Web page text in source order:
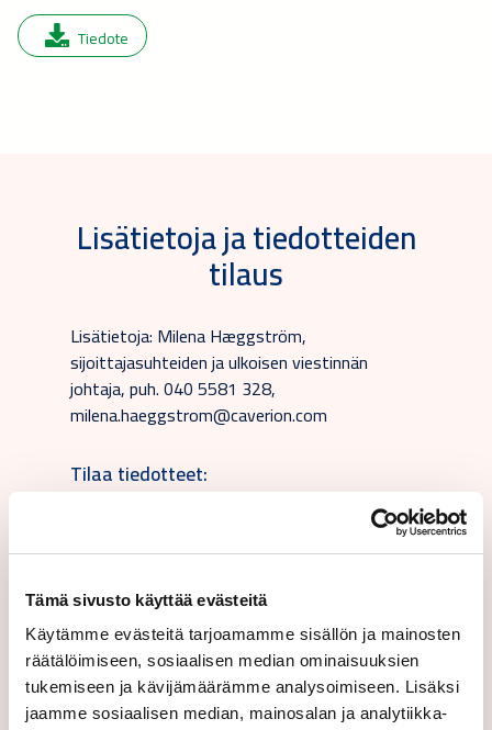
Tämä sivusto käyttää evästeitä
Käytämme evästeitä tarjoamamme sisällön ja mainosten
räätälöimiseen, sosiaalisen median ominaisuuksien
tukemiseen ja kävijämäärämme analysoimiseen. Lisäksi
jaamme sosiaalisen median, mainosalan ja analytiikka-
Tiedote
Lisätietoja ja tiedotteiden
tilaus
Lisätietoja: Milena Hæggström,
sijoittajasuhteiden ja ulkoisen viestinnän
johtaja, puh. 040 5581 328,
milena.haeggstrom@caverion.com
Tilaa tiedotteet:
Suomeksi